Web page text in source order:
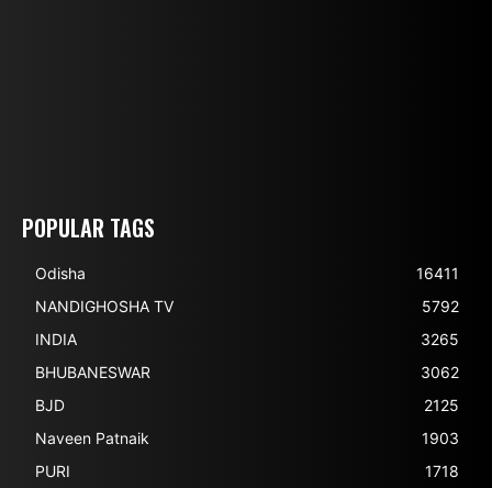
POPULAR TAGS
Odisha
16411
NANDIGHOSHA TV
5792
INDIA
3265
BHUBANESWAR
3062
BJD
2125
Naveen Patnaik
1903
PURI
1718